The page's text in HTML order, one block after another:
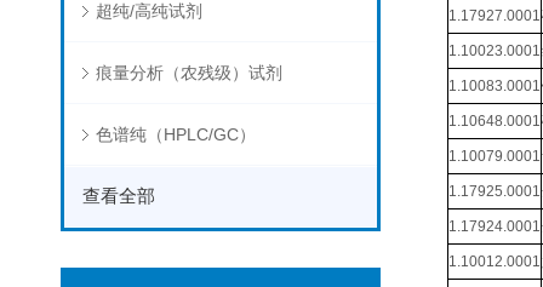
超纯/高纯试剂
痕量分析（农残级）试剂
色谱纯（HPLC/GC）
查看全部
1.17927.0001
1.10023.0001
1.10083.0001
1.10648.0001
1.10079.0001
1.17925.0001
1.17924.0001
1.10012.0001